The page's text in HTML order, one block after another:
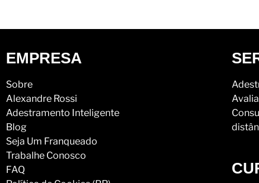
EMPRESA
Sobre
Alexandre Rossi
Adestramento Inteligente
Blog
Seja Um Franqueado
Trabalhe Conosco
FAQ